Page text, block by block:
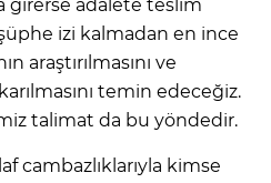
girerse adalete teslim
izi kalmadan en ince
araştırılmasını ve
temin edeceğiz.
talimat da bu yöndedir.
cambazlıklarıyla kimse